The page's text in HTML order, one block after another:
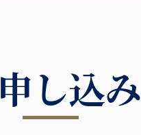
し込み